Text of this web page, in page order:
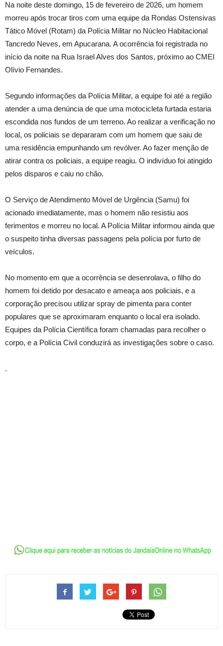
Na noite deste domingo, 15 de fevereiro de 2026, um homem
morreu após trocar tiros com uma equipe da Rondas Ostensivas
Tático Móvel (Rotam) da Polícia Militar no Núcleo Habitacional
Tancredo Neves, em Apucarana. A ocorrência foi registrada no
início da noite na Rua Israel Alves dos Santos, próximo ao CMEI
Olívio Fernandes.
Segundo informações da Polícia Militar, a equipe foi até a região
atender a uma denúncia de que uma motocicleta furtada estaria
escondida nos fundos de um terreno. Ao realizar a verificação no
local, os policiais se depararam com um homem que saiu de
uma residência empunhando um revólver. Ao fazer menção de
atirar contra os policiais, a equipe reagiu. O indivíduo foi atingido
pelos disparos e caiu no chão.
O Serviço de Atendimento Móvel de Urgência (Samu) foi
acionado imediatamente, mas o homem não resistiu aos
ferimentos e morreu no local. A Polícia Militar informou ainda que
o suspeito tinha diversas passagens pela polícia por furto de
veículos.
No momento em que a ocorrência se desenrolava, o filho do
homem foi detido por desacato e ameaça aos policiais, e a
corporação precisou utilizar spray de pimenta para conter
populares que se aproximaram enquanto o local era isolado.
Equipes da Polícia Científica foram chamadas para recolher o
corpo, e a Polícia Civil conduzirá as investigações sobre o caso.
.